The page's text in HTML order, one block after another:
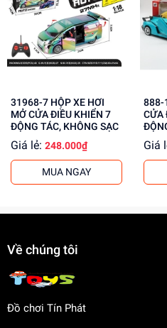
và tưởng tượng
Lợi Ích Phát Triển
Giúp bé phát triển tư
Giúp bé học hỏi và
Mua ngay tại
cho khách buôn. Liên hệ với
tin!
31968-7 HỘP XE HƠI
MỞ CỬA ĐIỀU KHIỂN 7
ĐỘNG TÁC, KHÔNG SẠC
Giá lẻ: 248.000₫
MUA NGAY
888-15 HỘP XE
CỬA
Giá
Về chúng tôi
Đồ chơi Tín Phát